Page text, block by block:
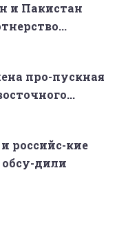
и Пакистан
про-пускная
российс-кие
дили